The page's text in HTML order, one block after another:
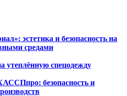
эстетика и безопасность на
средами
утеплённую спецодежду
безопасность и